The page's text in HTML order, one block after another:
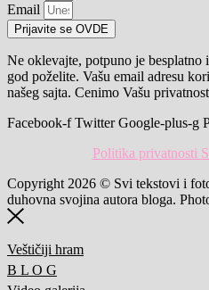
Email
Prijavite se OVDE
Ne oklevajte, potpuno je besplatno
god poželite. Vašu email adresu
našeg sajta. Cenimo Vašu
Facebook-f Twitter Google-plus-g
Politika privatnosti
Copyright 2026 © Svi tekstovi i
duhovna svojina autora bloga.
Veštičiji hram
B L O G